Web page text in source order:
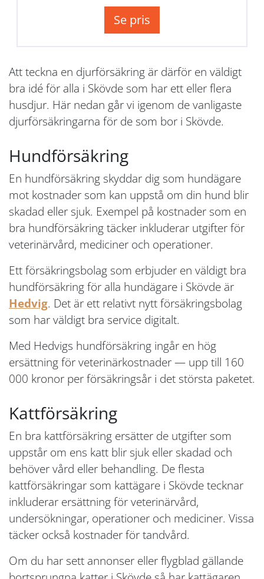
Se pris
Att teckna en djurförsäkring är därför en väldigt
bra idé för alla i Skövde som har ett eller flera
husdjur. Här nedan går vi igenom de vanligaste
djurförsäkringarna för de som bor i Skövde.
Hundförsäkring
En hundförsäkring skyddar dig som hundägare
mot kostnader som kan uppstå om din hund blir
skadad eller sjuk. Exempel på kostnader som en
bra hundförsäkring täcker inkluderar utgifter för
veterinärvård, mediciner och operationer.
Ett försäkringsbolag som erbjuder en väldigt bra
hundförsäkring för alla hundägare i Skövde är
Hedvig. Det är ett relativt nytt försäkringsbolag
som har väldigt bra service digitalt.
Med Hedvigs hundförsäkring ingår en hög
ersättning för veterinärkostnader — upp till 160
000 kronor per försäkringsår i det största paketet.
Kattförsäkring
En bra kattförsäkring ersätter de utgifter som
uppstår om ens katt blir sjuk eller skadad och
behöver vård eller behandling. De flesta
kattförsäkringar som kattägare i Skövde tecknar
inkluderar ersättning för veterinärvård,
undersökningar, operationer och mediciner. Vissa
täcker också kostnader för tandvård.
Om du har sett annonser eller flygblad gällande